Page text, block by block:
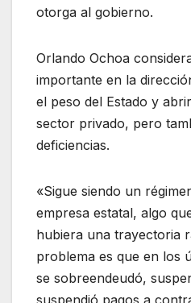
otorga al gobierno.
Orlando Ochoa
importante en la
el peso del Estado y
sector privado, pero
deficiencias.
«Sigue siendo un
empresa estatal, algo
hubiera una trayectoria
problema es que en los
se sobreendeudó,